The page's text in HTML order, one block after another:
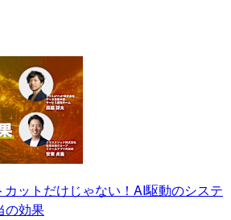
カットだけじゃない！AI駆動のシステ
の効果